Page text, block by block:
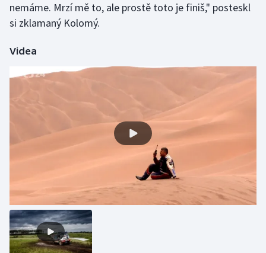
Moderní pětiboj
Motorsport
Olympijské hry
Parasport
Plavání
Ragby
Rychlobruslení
Rychlostní kanoistika
nemáme. Mrzí mě to, ale prostě toto je finiš," posteskl
si zklamaný Kolomý.
Videa